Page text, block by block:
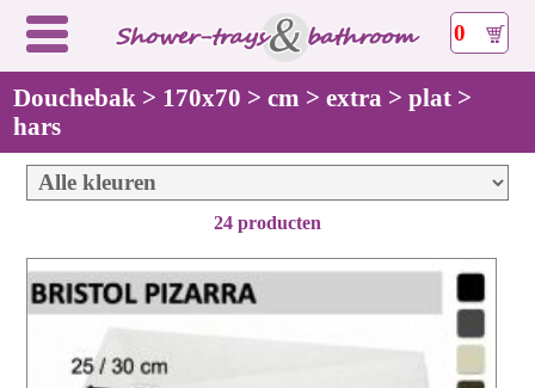
0
Douchebak > 170x70 > cm > extra > plat >
hars
24 producten